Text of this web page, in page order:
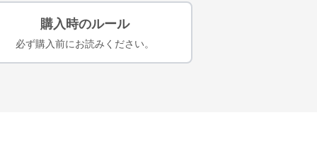
購入時のルール
必ず購入前にお読みください。